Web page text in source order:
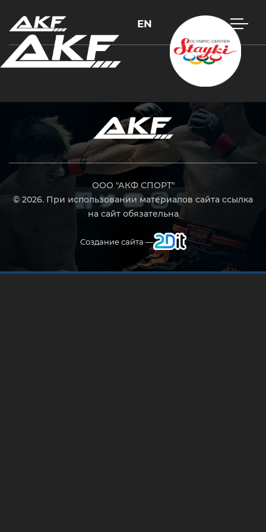
EN
ООО "АКФ СПОРТ"
© 2026. При использовании материалов сайта ссылка
на сайт обязательна
Создание сайта —
Нажмите Enter для поиска или Esc, чтобы закрыть